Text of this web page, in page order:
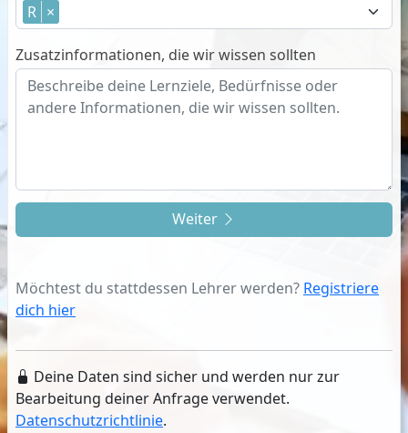
R ×
Zusatzinformationen, die wir wissen sollten
Weiter
Möchtest du stattdessen Lehrer werden? Registriere
dich hier
Deine Daten sind sicher und werden nur zur
Bearbeitung deiner Anfrage verwendet.
Datenschutzrichtlinie.